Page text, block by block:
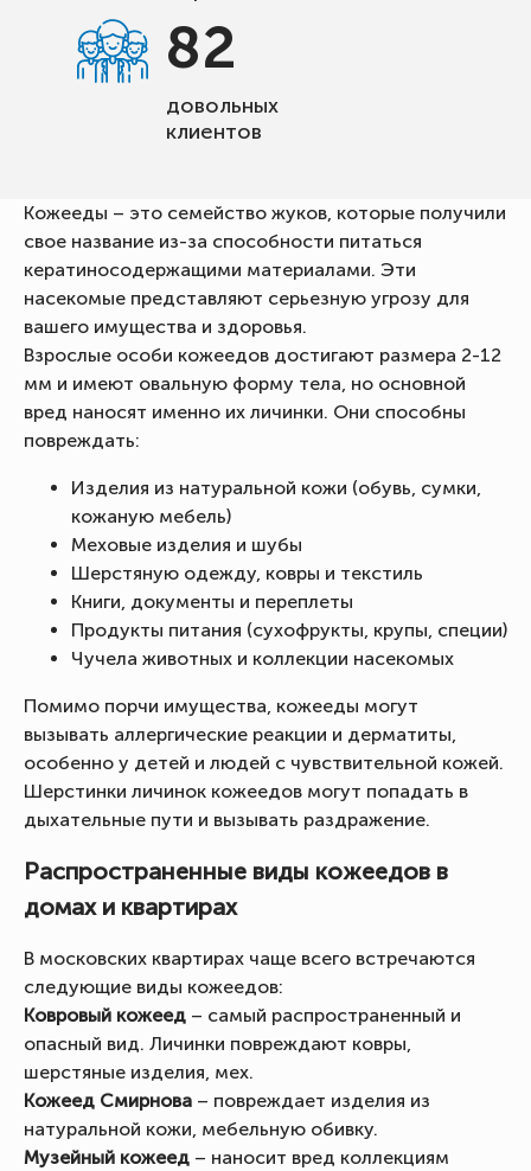
82
довольных
клиентов
Кожееды – это семейство жуков, которые получили
свое название из-за способности питаться
кератиносодержащими материалами. Эти
насекомые представляют серьезную угрозу для
вашего имущества и здоровья.
Взрослые особи кожеедов достигают размера 2-12
мм и имеют овальную форму тела, но основной
вред наносят именно их личинки. Они способны
повреждать:
Изделия из натуральной кожи (обувь, сумки,
кожаную мебель)
Меховые изделия и шубы
Шерстяную одежду, ковры и текстиль
Книги, документы и переплеты
Продукты питания (сухофрукты, крупы, специи)
Чучела животных и коллекции насекомых
Помимо порчи имущества, кожееды могут
вызывать аллергические реакции и дерматиты,
особенно у детей и людей с чувствительной кожей.
Шерстинки личинок кожеедов могут попадать в
дыхательные пути и вызывать раздражение.
Распространенные виды кожеедов в
домах и квартирах
В московских квартирах чаще всего встречаются
следующие виды кожеедов:
Ковровый кожеед – самый распространенный и
опасный вид. Личинки повреждают ковры,
шерстяные изделия, мех.
Кожеед Смирнова – повреждает изделия из
натуральной кожи, мебельную обивку.
Музейный кожеед – наносит вред коллекциям